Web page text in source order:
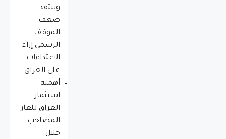
وينتقد
ضعف
الموقف
الرسمي إزاء
الاعتداءات
على العراق
أهمية
استثمار
العراق للغاز
المصاحب
خلال